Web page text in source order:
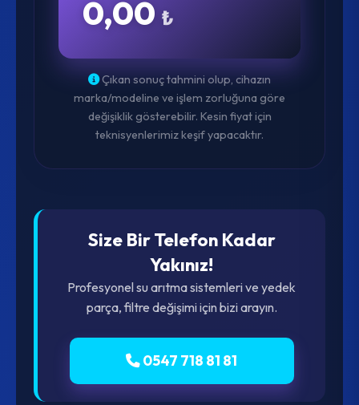
0,00 ₺
Çıkan sonuç tahmini olup, cihazın
marka/modeline ve işlem zorluğuna göre
değişiklik gösterebilir. Kesin fiyat için
teknisyenlerimiz keşif yapacaktır.
Size Bir Telefon Kadar
Yakınız!
Profesyonel su arıtma sistemleri ve yedek
parça, filtre değişimi için bizi arayın.
0547 718 81 81